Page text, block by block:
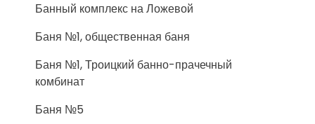
Банный комплекс на Ложевой
Баня №1, общественная баня
Баня №1, Троицкий банно-прачечный
комбинат
Баня №5